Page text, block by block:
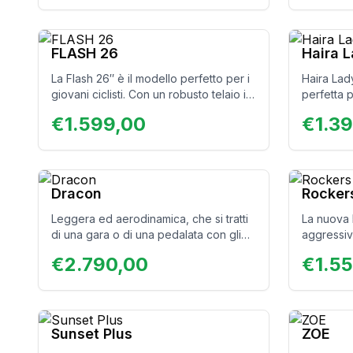
FLASH 26
La Flash 26″ è il modello perfetto per i
giovani ciclisti. Con un robusto telaio in
N/m, ogni giovane biker potrà
per ragazzi e ragazze che amano
l’avventura.
€1.599,00
Haira
Haira
perfetta
come
piacere.
con stile
€
Dracon
Leggera ed aerodinamica, che si tratti
di una gara o di una pedalata con gli
perfetta per ottenere velocità e
€2.790,00
La nuova
larghi. È
€
Sunset Plus ZOE